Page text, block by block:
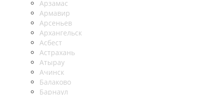
Арзамас
Армавир
Арсеньев
Архангельск
Асбест
Астрахань
Атырау
Ачинск
Балаково
Барнаул